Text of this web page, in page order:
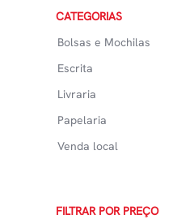
CATEGORIAS
Bolsas e Mochilas
Escrita
Livraria
Papelaria
Venda local
FILTRAR POR PREÇO